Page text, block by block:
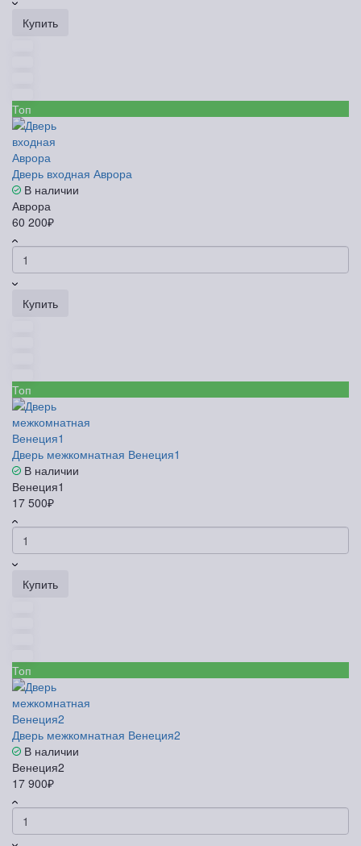
Купить
Топ
Дверь входная Аврора
В наличии
Аврора
60 200₽
Купить
Топ
Дверь межкомнатная Венеция1
В наличии
Венеция1
17 500₽
Купить
Топ
Дверь межкомнатная Венеция2
В наличии
Венеция2
17 900₽